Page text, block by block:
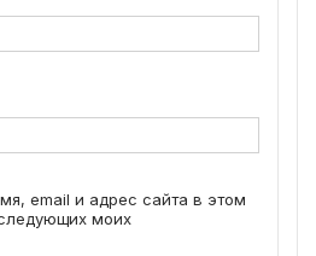
email и адрес сайта в этом
моих